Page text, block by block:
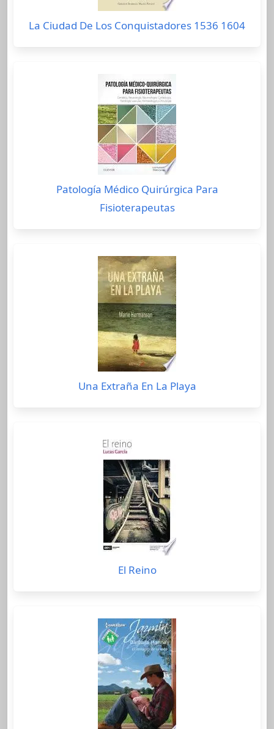
La Ciudad De Los Conquistadores 1536 1604
Patología Médico Quirúrgica Para
Fisioterapeutas
Una Extraña En La Playa
El Reino